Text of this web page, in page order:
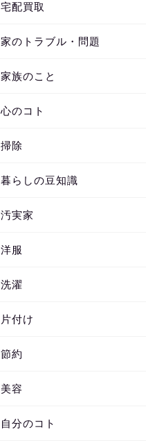
宅配買取
家のトラブル・問題
家族のこと
心のコト
掃除
暮らしの豆知識
汚実家
洋服
洗濯
片付け
節約
美容
自分のコト